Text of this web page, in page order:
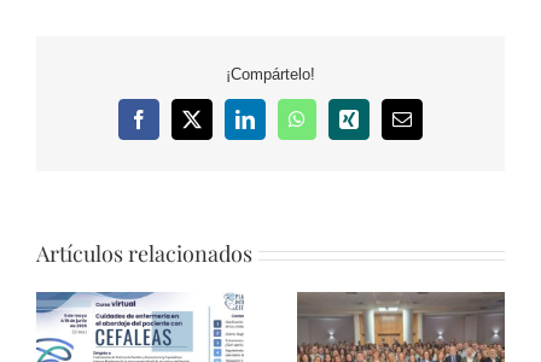
¡Compártelo!
Facebook
X LinkedInWhatsApp
Xing
Correo
Artículos relacionados